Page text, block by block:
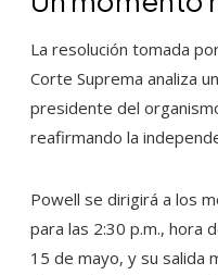
La resolución tomada
Corte Suprema analiza
presidente del
reafirmando la
Powell se dirigirá a los
para las 2:30 p.m., hora
15 de mayo, y su salida